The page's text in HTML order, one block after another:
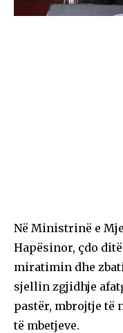
Në Ministrinë e
Hapësinor, çdo
miratimin dhe
sjellin zgjidhje
pastër, mbrojtje të
të mbetjeve.